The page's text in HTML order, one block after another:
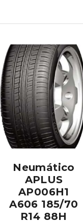
Neumático
APLUS
AP006H1
A606 185/70
R14 88H